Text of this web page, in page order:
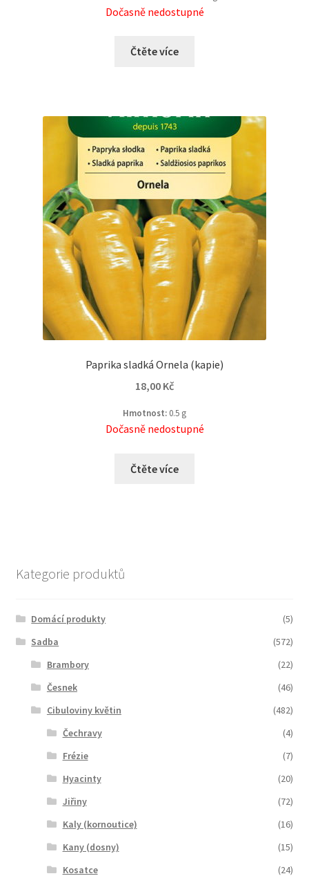
Dočasně nedostupné
Čtěte více
Paprika sladká Ornela (kapie)
18,00 Kč
Hmotnost: 0.5 g
Dočasně nedostupné
Čtěte více
Kategorie produktů
Domácí produkty
(5)
Sadba
(572)
Brambory
(22)
Česnek
(46)
Cibuloviny květin
(482)
Čechravy
(4)
Frézie
(7)
Hyacinty
(20)
Jiřiny
(72)
Kaly (kornoutice)
(16)
Kany (dosny)
(15)
Kosatce
(24)